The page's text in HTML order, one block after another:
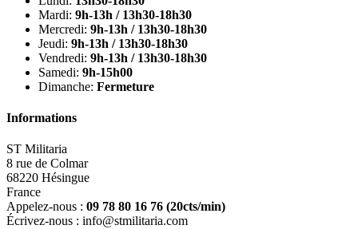
Mardi: 9h-13h / 13h30-18h30
Mercredi: 9h-13h / 13h30-18h30
Jeudi: 9h-13h / 13h30-18h30
Vendredi: 9h-13h / 13h30-18h30
Samedi: 9h-15h00
Dimanche: Fermeture
Informations
ST Militaria
8 rue de Colmar
68220 Hésingue
France
Appelez-nous : 09 78 80 16 76 (20cts/min)
Écrivez-nous : info@stmilitaria.com